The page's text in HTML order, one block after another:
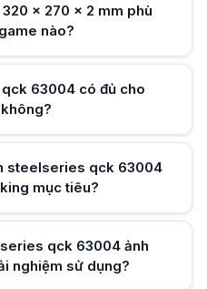
ảnh hưởng như thế nào đến
mm có độ mỏng vừa phải, giữ
63004 có thực sự cần thiết
hạn chế tưa mép khi sử
trường thi đấu hoặc quán net
mm với trọng lượng nhẹ và kích
các pad văn phòng thông
cảm biến gaming, mang lại độ
tính dễ phối với nhiều bàn
trong danh mục bên cạnh các
mm hướng đến người dùng cần
x 270 x 2 mm phù
nào?
63004 có đủ cho
steelseries qck 63004
mục tiêu?
qck 63004 ảnh
nghiệm sử dụng?